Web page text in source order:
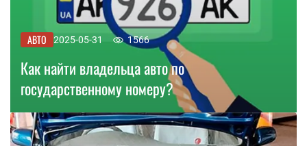
АВТО 2025-05-31 1566
Как найти владельца авто по
государственному номеру?